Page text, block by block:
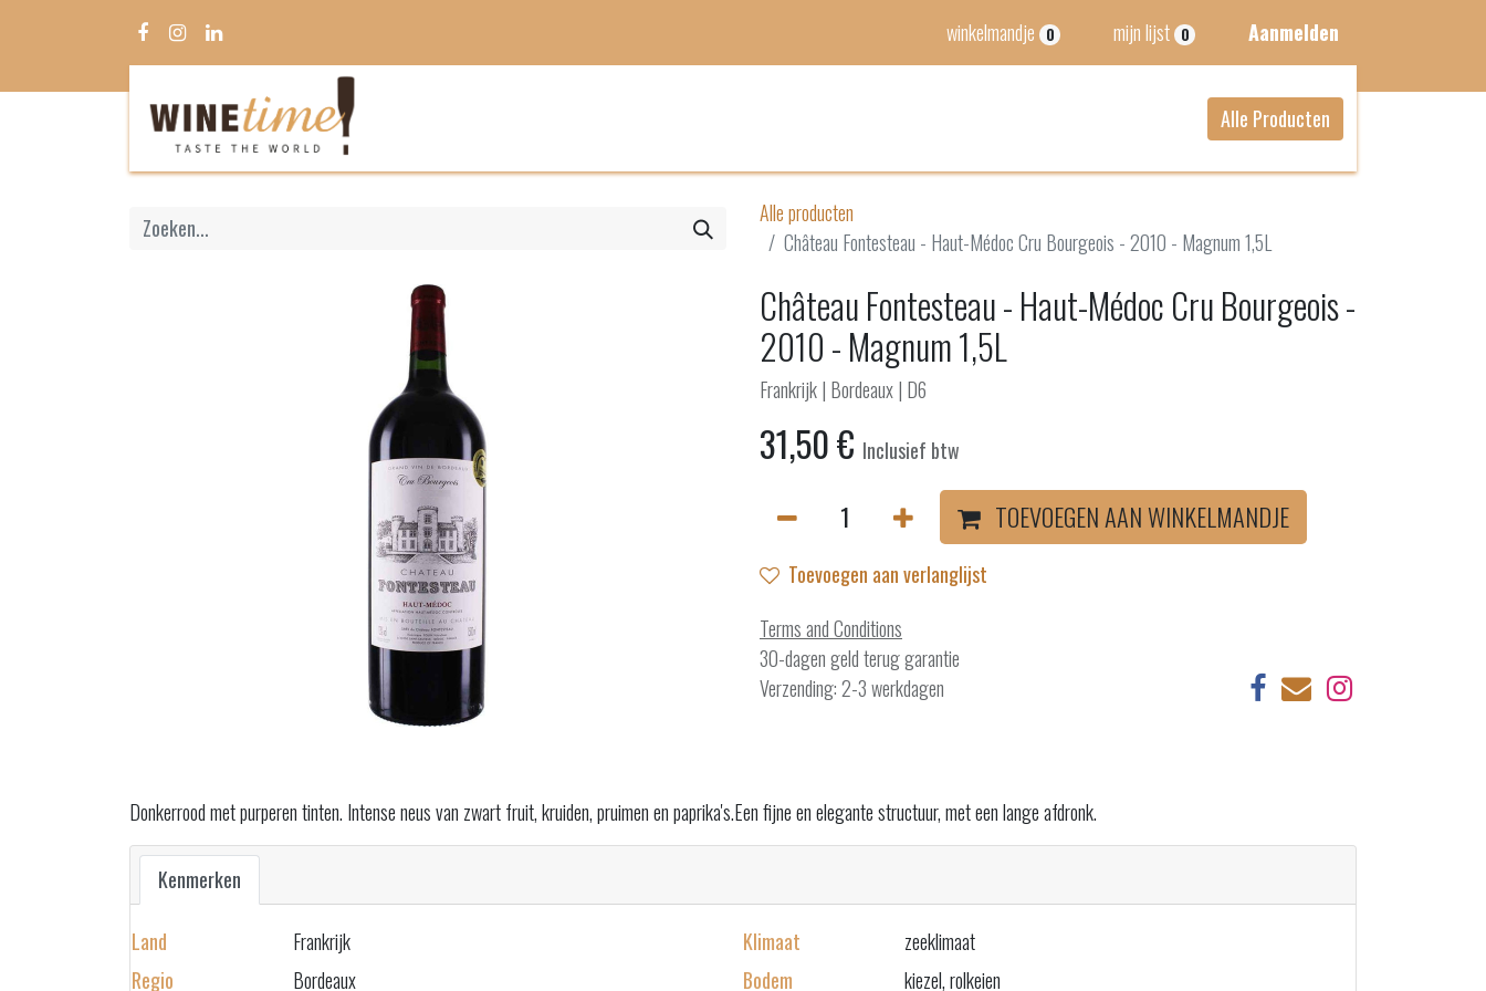
winkelmandje 0 mijn lijst 0 Aanmelden
Alle Producten
Alle producten
Château Fontesteau - Haut-Médoc Cru Bourgeois - 2010 - Magnum 1,5L
Château Fontesteau - Haut-Médoc Cru Bourgeois -
2010 - Magnum 1,5L
Frankrijk | Bordeaux | D6
31,50€ Inclusief btw
TOEVOEGEN AAN WINKELMANDJE
Toevoegen aan verlanglijst
Terms and Conditions
30-dagen geld terug garantie
Verzending: 2-3 werkdagen
Donkerrood met purperen tinten. Intense neus van zwart fruit, kruiden, pruimen en paprika's.Een fijne en elegante structuur, met een lange afdronk.
Kenmerken
Land
Frankrijk
Regio
Bordeaux
Klimaat
zeeklimaat
Bodem
kiezel, rolkeien